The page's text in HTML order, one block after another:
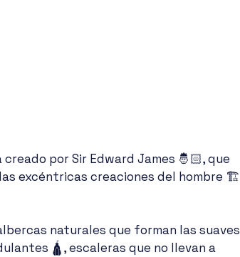
por Sir Edward James 🤴🏻, que
excéntricas creaciones del hombre 🏗️
naturales que forman las suaves
🛕, escaleras que no llevan a